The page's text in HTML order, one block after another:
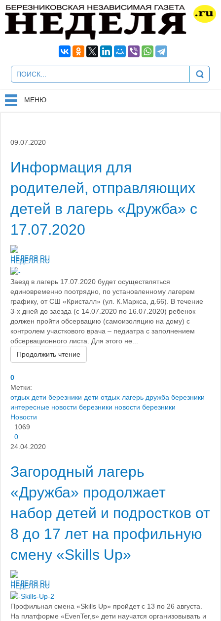
МЕНЮ
09.07.2020
Информация для
родителей, отправляющих
детей в лагерь «Дружба» с
17.07.2020
НЕДЕЛЯ.RU
Заезд в лагерь 17.07.2020 будет осуществляться
единовременно поотрядно, по установленному лагерем
графику, от СШ «Кристалл» (ул. К.Маркса, д.66). В течение
3-х дней до заезда (с 14.07.2020 по 16.07.2020) ребенок
должен пройти обсервацию (самоизоляцию на дому) с
контролем участкового врача – педиатра с заполнением
обсервационного листа. Для этого не...
Продолжить чтение
0
Метки:
отдых дети березники дети отдых лагерь дружба березники
интересные новости березники новости березники
Новости
1069
0
24.04.2020
Загородный лагерь
«Дружба» продолжает
набор детей и подростков от
8 до 17 лет на профильную
смену «Skills Up»
НЕДЕЛЯ.RU
Профильная смена «Skills Up» пройдет с 13 по 26 августа.
На платформе «EvenTer,s» дети научатся организовывать и